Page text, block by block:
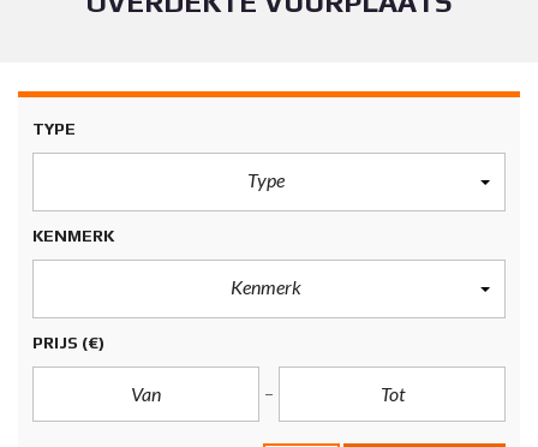
TYPE
Type
KENMERK
Kenmerk
PRIJS (€)